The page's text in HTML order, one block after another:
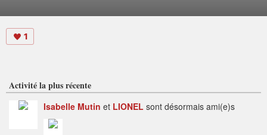
1
Activité la plus récente
Isabelle Mutin et LIONEL sont désormais ami(e)s